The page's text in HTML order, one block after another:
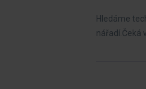
Hledáme
nářadí.Čeká